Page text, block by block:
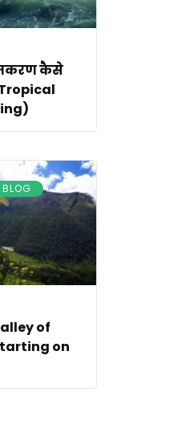
कैसे
BLOG
of
on